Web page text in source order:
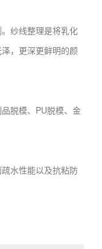
纱线整理是将乳化
，更深更鲜明的颜
脱模、PU脱模、金
水性能以及抗粘防